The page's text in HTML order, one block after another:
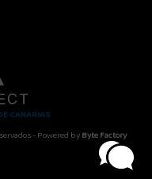
CANARIAS
- Powered byByte Factory